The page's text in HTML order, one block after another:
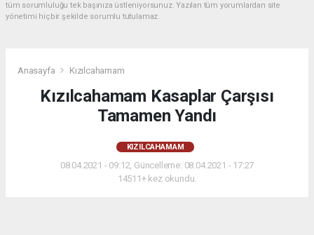
tüm sorumluluğu tek başınıza üstleniyorsunuz. Yazılan tüm yorumlardan site
yönetimi hiçbir şekilde sorumlu tutulamaz.
Anasayfa Kızılcahamam
Kızılcahamam Kasaplar Çarşısı
Tamamen Yandı
KIZILCAHAMAM
08.04.2021 - 09:12, Güncelleme: 08.04.2021 - 17:27
14511+ kez okundu.